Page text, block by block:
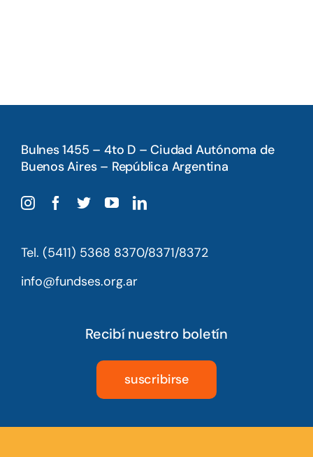
Bulnes 1455 – 4to D – Ciudad Autónoma de
Buenos Aires – República Argentina
Tel. (5411) 5368 8370/8371/8372
info@fundses.org.ar
Recibí nuestro boletín
suscribirse